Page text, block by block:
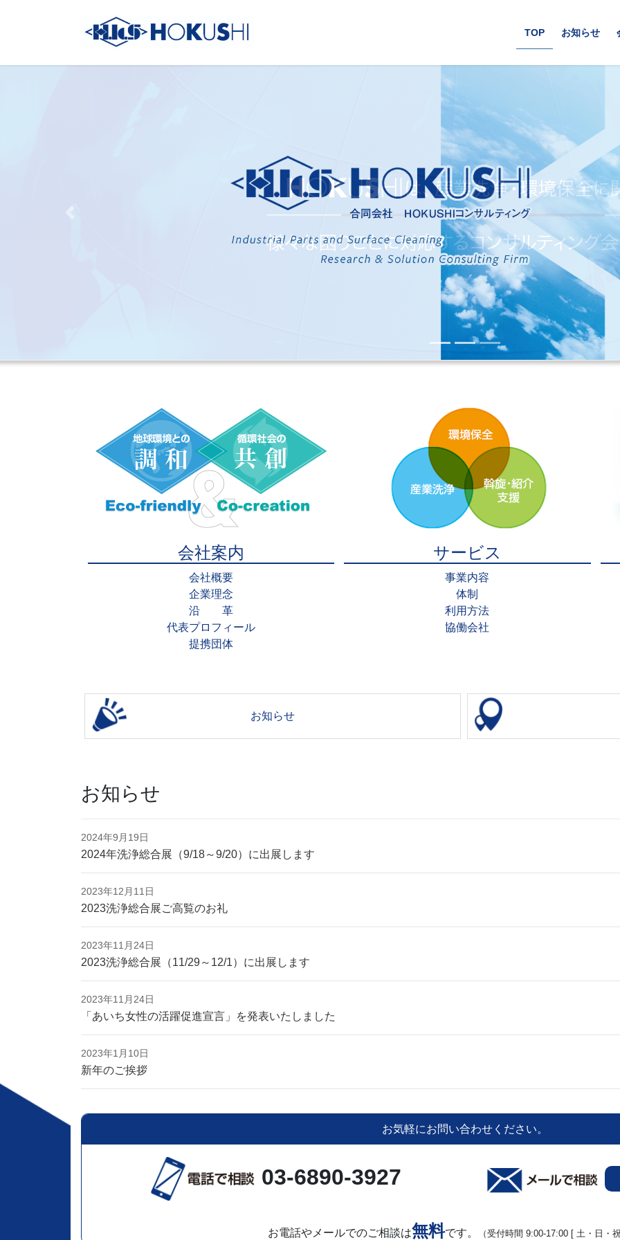
TOP お知らせ
会社案内
会社概要
企業理念
沿 革
代表プロフィール
提携団体
サービス
事業内容
体制
利用方法
協働会社
お知らせ
お知らせ
2024年9月19日
2024年洗浄総合展（9/18～9/20）に出展します
2023年12月11日
2023洗浄総合展ご高覧のお礼
2023年11月24日
2023洗浄総合展（11/29～12/1）に出展します
2023年11月24日
「あいち女性の活躍促進宣言」を発表いたしました
2023年1月10日
新年のご挨拶
お気軽にお問い合わせください。
03-6890-3927
お電話やメールでのご相談は無料です。 （受付時間 9:00-17:00 [ 土・日・